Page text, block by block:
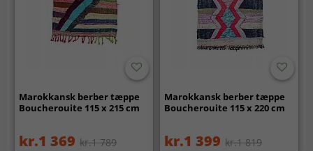
Marokkansk berber tæppe
Boucherouite 115 x 215 cm
kr.1 369 kr.1 789
Marokkansk berber tæppe
Boucherouite 115 x 220 cm
kr.1 399 kr.1 819